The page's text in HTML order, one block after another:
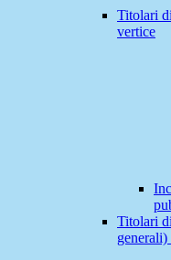
Titolari
vertice
Titolari
generali)